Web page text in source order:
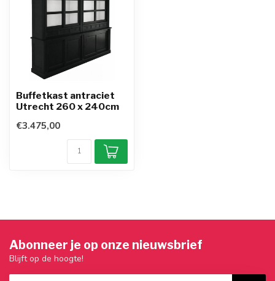
Buffetkast antraciet
Utrecht 260 x 240cm
€3.475,00
Abonneer je op onze nieuwsbrief
Blijft op de hoogte!